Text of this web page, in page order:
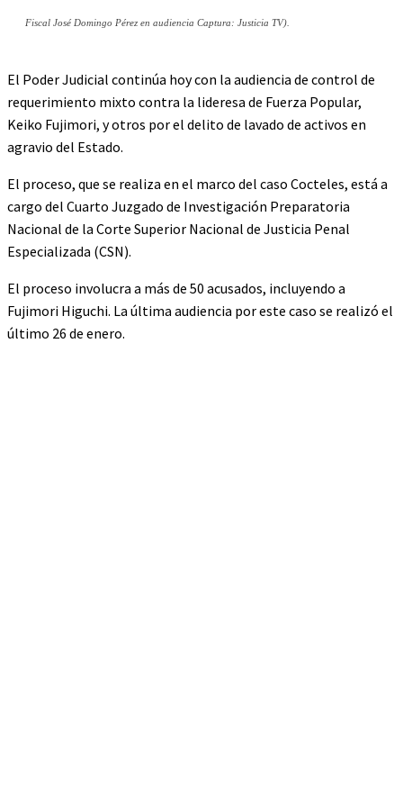
Fiscal José Domingo Pérez en audiencia Captura: Justicia TV).
El Poder Judicial continúa hoy con la audiencia de control de
requerimiento mixto contra la lideresa de Fuerza Popular,
Keiko Fujimori, y otros por el delito de lavado de activos en
agravio del Estado.
El proceso, que se realiza en el marco del caso Cocteles, está a
cargo del Cuarto Juzgado de Investigación Preparatoria
Nacional de la Corte Superior Nacional de Justicia Penal
Especializada (CSN).
El proceso involucra a más de 50 acusados, incluyendo a
Fujimori Higuchi. La última audiencia por este caso se realizó el
último 26 de enero.